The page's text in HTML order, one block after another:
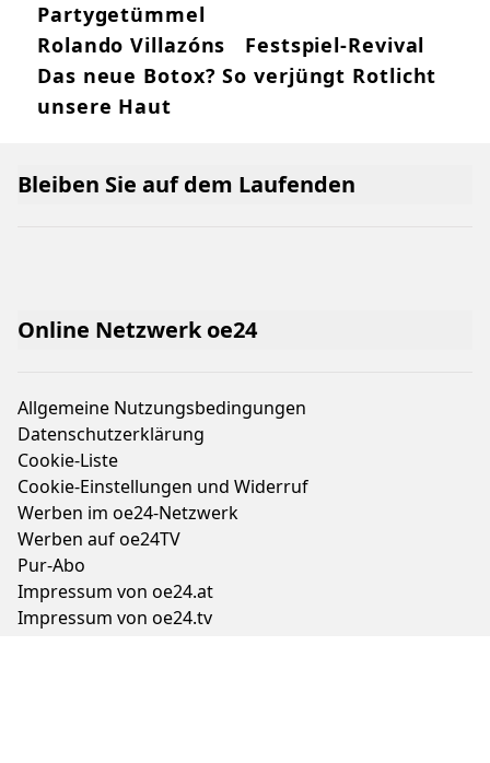
Partygetümmel
Rolando Villazóns Festspiel-Revival
Das neue Botox? So verjüngt Rotlicht
unsere Haut
Online Netzwerk oe24
Allgemeine Nutzungsbedingungen
Datenschutzerklärung
Cookie-Liste
Cookie-Einstellungen und Widerruf
Werben im oe24-Netzwerk
Werben auf oe24TV
Pur-Abo
Impressum von oe24.at
Impressum von oe24.tv
Bleiben Sie auf dem Laufenden